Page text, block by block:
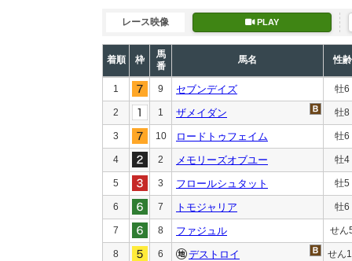
レース映像 PLAY
着順 枠
馬
番
馬名 性齢
1 9 セブンデイズ 牡6
2 1 ザメイダン 牡8
3 10 ロードトゥフェイム 牡6
4 2 メモリーズオブユー 牡4
5 3 フロールシュタット 牡5
6 7 トモジャリア 牡6
7 8 ファジュル せん
8 6 デストロイ せん